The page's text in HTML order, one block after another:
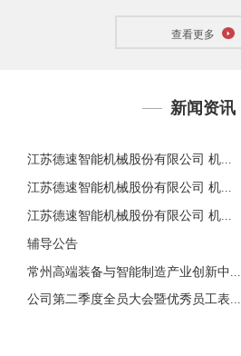
查看更多
新闻资讯
江苏德速智能机械股份有限公司 机...
江苏德速智能机械股份有限公司 机...
江苏德速智能机械股份有限公司 机...
辅导公告
常州高端装备与智能制造产业创新中...
公司第二季度全员大会暨优秀员工表...